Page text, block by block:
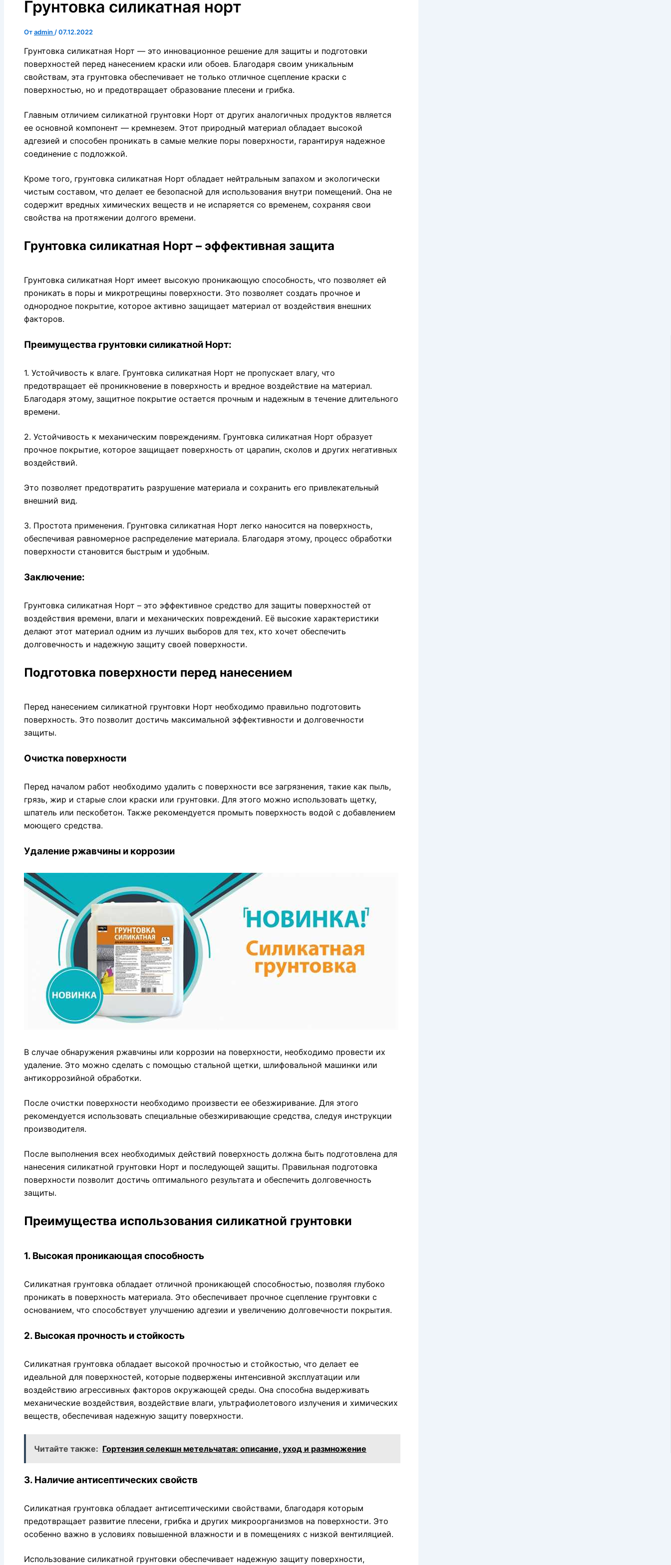
Грунтовка силикатная норт
Отadmin /07.12.2022
Грунтовка силикатная Норт — это инновационное решение для защиты и подготовки
поверхностей перед нанесением краски или обоев. Благодаря своим уникальным
свойствам, эта грунтовка обеспечивает не только отличное сцепление краски с
поверхностью, но и предотвращает образование плесени и грибка.
Главным отличием силикатной грунтовки Норт от других аналогичных продуктов является
ее основной компонент — кремнезем. Этот природный материал обладает высокой
адгезией и способен проникать в самые мелкие поры поверхности, гарантируя надежное
соединение с подложкой.
Кроме того, грунтовка силикатная Норт обладает нейтральным запахом и экологически
чистым составом, что делает ее безопасной для использования внутри помещений. Она не
содержит вредных химических веществ и не испаряется со временем, сохраняя свои
свойства на протяжении долгого времени.
Грунтовка силикатная Норт – эффективная защита
Грунтовка силикатная Норт имеет высокую проникающую способность, что позволяет ей
проникать в поры и микротрещины поверхности. Это позволяет создать прочное и
однородное покрытие, которое активно защищает материал от воздействия внешних
факторов.
Преимущества грунтовки силикатной Норт:
1. Устойчивость к влаге. Грунтовка силикатная Норт не пропускает влагу, что
предотвращает её проникновение в поверхность и вредное воздействие на материал.
Благодаря этому, защитное покрытие остается прочным и надежным в течение длительного
времени.
2. Устойчивость к механическим повреждениям. Грунтовка силикатная Норт образует
прочное покрытие, которое защищает поверхность от царапин, сколов и других негативных
воздействий.
Это позволяет предотвратить разрушение материала и сохранить его привлекательный
внешний вид.
3. Простота применения. Грунтовка силикатная Норт легко наносится на поверхность,
обеспечивая равномерное распределение материала. Благодаря этому, процесс обработки
поверхности становится быстрым и удобным.
Заключение:
Грунтовка силикатная Норт – это эффективное средство для защиты поверхностей от
воздействия времени, влаги и механических повреждений. Её высокие характеристики
делают этот материал одним из лучших выборов для тех, кто хочет обеспечить
долговечность и надежную защиту своей поверхности.
Подготовка поверхности перед нанесением
Перед нанесением силикатной грунтовки Норт необходимо правильно подготовить
поверхность. Это позволит достичь максимальной эффективности и долговечности
защиты.
Очистка поверхности
Перед началом работ необходимо удалить с поверхности все загрязнения, такие как пыль,
грязь, жир и старые слои краски или грунтовки. Для этого можно использовать щетку,
шпатель или пескобетон. Также рекомендуется промыть поверхность водой с добавлением
моющего средства.
Удаление ржавчины и коррозии
В случае обнаружения ржавчины или коррозии на поверхности, необходимо провести их
удаление. Это можно сделать с помощью стальной щетки, шлифовальной машинки или
антикоррозийной обработки.
После очистки поверхности необходимо произвести ее обезжиривание. Для этого
рекомендуется использовать специальные обезжиривающие средства, следуя инструкции
производителя.
После выполнения всех необходимых действий поверхность должна быть подготовлена для
нанесения силикатной грунтовки Норт и последующей защиты. Правильная подготовка
поверхности позволит достичь оптимального результата и обеспечить долговечность
защиты.
Преимущества использования силикатной грунтовки
1. Высокая проникающая способность
Силикатная грунтовка обладает отличной проникающей способностью, позволяя глубоко
проникать в поверхность материала. Это обеспечивает прочное сцепление грунтовки с
основанием, что способствует улучшению адгезии и увеличению долговечности покрытия.
2. Высокая прочность и стойкость
Силикатная грунтовка обладает высокой прочностью и стойкостью, что делает ее
идеальной для поверхностей, которые подвержены интенсивной эксплуатации или
воздействию агрессивных факторов окружающей среды. Она способна выдерживать
механические воздействия, воздействие влаги, ультрафиолетового излучения и химических
веществ, обеспечивая надежную защиту поверхности.
Читайте также: Гортензия селекшн метельчатая: описание, уход и размножение
3. Наличие антисептических свойств
Силикатная грунтовка обладает антисептическими свойствами, благодаря которым
предотвращает развитие плесени, грибка и других микроорганизмов на поверхности. Это
особенно важно в условиях повышенной влажности и в помещениях с низкой вентиляцией.
Использование силикатной грунтовки обеспечивает надежную защиту поверхности,